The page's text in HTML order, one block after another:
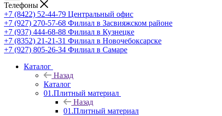
Телефоны
+7 (8422) 52-44-79 Центральный офис
+7 (927) 270-57-68 Филиал в Засвияжском районе
+7 (937) 444-68-88 Филиал в Кузнецке
+7 (8352) 21-21-31 Филиал в Новочебоксарске
+7 (927) 805-26-34 Филиал в Самаре
Каталог
Назад
Каталог
01.Плитный материал
Назад
01.Плитный материал